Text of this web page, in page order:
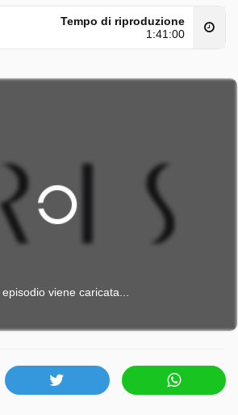
Tempo di riproduzione
1:41:00
episodio viene caricata...